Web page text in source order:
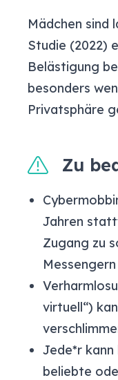
Mädchen sind
Studie (2022)
Belästigung
besonders
Privatsphäre
Zu
Jahren
Zugang zu
virtuell“)
Jede*r
beliebte